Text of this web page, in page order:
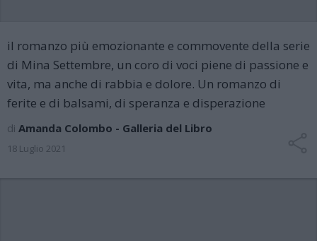
il romanzo più emozionante e commovente della serie
di Mina Settembre, un coro di voci piene di passione e
vita, ma anche di rabbia e dolore. Un romanzo di
ferite e di balsami, di speranza e disperazione
di Amanda Colombo - Galleria del Libro
18 Luglio 2021